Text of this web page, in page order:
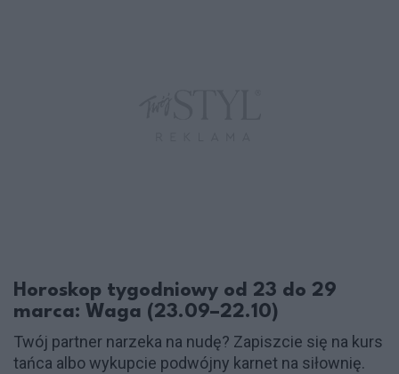
Horoskop tygodniowy od 23 do 29
marca: Waga (23.09–22.10)
Twój partner narzeka na nudę? Zapiszcie się na kurs
tańca albo wykupcie podwójny karnet na siłownię.